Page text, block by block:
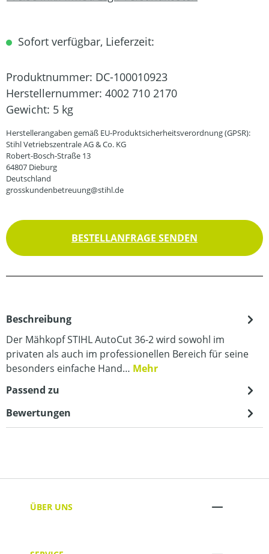
Sofort verfügbar, Lieferzeit:
Produktnummer: DC-100010923
Herstellernummer: 4002 710 2170
Gewicht: 5 kg
Herstellerangaben gemäß EU-Produktsicherheitsverordnung (GPSR):
Stihl Vetriebszentrale AG & Co. KG
Robert-Bosch-Straße 13
64807 Dieburg
Deutschland
grosskundenbetreuung@stihl.de
BESTELLANFRAGE SENDEN
Beschreibung
Der Mähkopf STIHL AutoCut 36-2 wird sowohl im
privaten als auch im professionellen Bereich für seine
besonders einfache Hand… Mehr
Passend zu
Bewertungen
ÜBER UNS